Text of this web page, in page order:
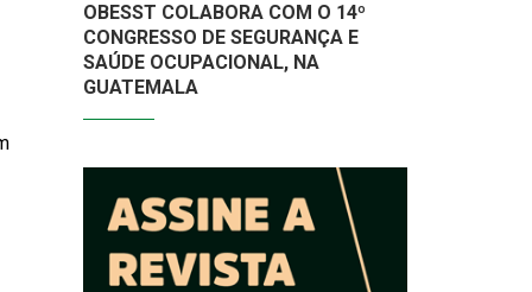
OBESST COLABORA COM O 14º
CONGRESSO DE SEGURANÇA E
SAÚDE OCUPACIONAL, NA
GUATEMALA